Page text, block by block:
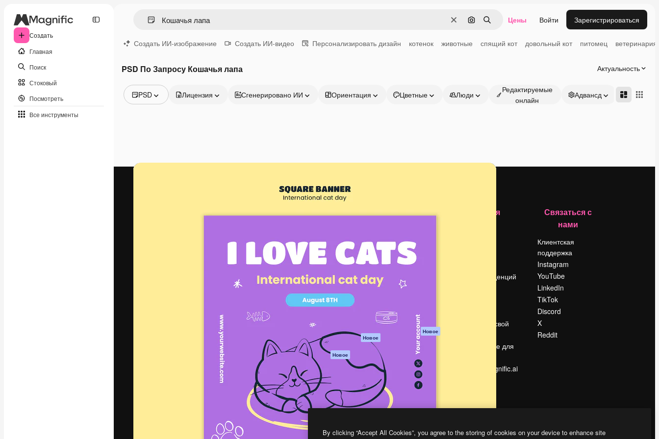
Создать
Главная
Поиск
Стоковый
Посмотреть
Все инструменты
ОчиститьПоиск по изображению
Поиск Цены Войти Зарегистрироваться
Создать ИИ-изображение Создать ИИ-видео Персонализировать дизайн котенок животные спящий кот довольный кот питомец ветеринария
PSD По Запросу Кошачья лапа Актуальность
PSD
Видео
Лицензия Сгенерировано ИИ Ориентация Цветные Люди
Редактируемые
онлайн
Адвансд
подписчиков среди креаторов,
предприятий, агентств и студий.
Продукция
ИИ-помощник
Генератор
изображений ИИ
Генератор видео
ИИ
Генератор голоса
на основе ИИ
Стоковый контент
MCP для
Claude/ChatGPT
Новое
Агенты Новое
API
Мобильное
приложение
Все инструменты
Magnific
Начать
Документация по
Пакету ИИ
Служба
Условия и
Политика
конфиденциальности
Оригиналы Новое
Политика файлов
Центр доверия
Партнеры
Предприятие
Компания
Поиск тенденций
Продайте свой
Помещение для
Ищете magnific.ai
Связаться с
нами
Клиентская
поддержка
Instagram
YouTube
LinkedIn
TikTok
Discord
X
Reddit
By clicking “Accept All Cookies”, you agree to the storing of cookies on your device to enhance site